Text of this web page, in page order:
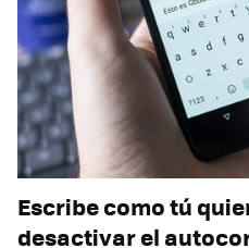
Escribe como tú
desactivar el